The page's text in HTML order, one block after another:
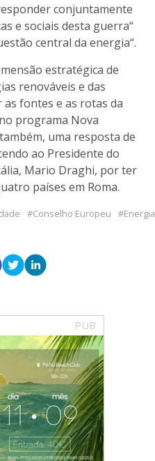
conjuntamente
e sociais desta guerra“
central da energia“.
estratégica de
renováveis e das
fontes e as rotas da
programa Nova
uma resposta de
ao Presidente do
Mario Draghi, por ter
países em Roma.
Conselho Europeu Energia
PUB